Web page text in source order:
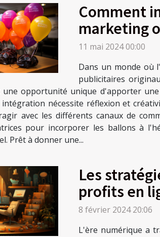
Comment
marketing
11 mai 2024 00:00
Dans un monde où
publicitaires
opportunité unique d'apporter
nécessite réflexion et
avec les différents canaux de
pour incorporer les ballons à
Prêt à donner une...
Les
profits en
8 février 2024 20:06
L'ère numérique a